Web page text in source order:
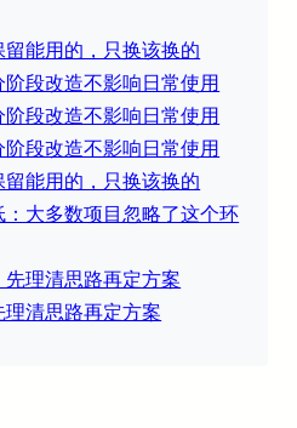
能用的，只换该换的
段改造不影响日常使用
段改造不影响日常使用
段改造不影响日常使用
留能用的，只换该换的
：大多数项目忽略了这个环
先理清思路再定方案
清思路再定方案